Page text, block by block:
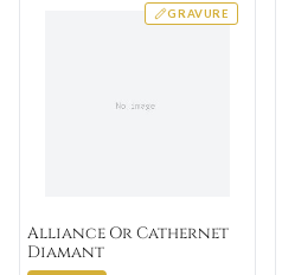
GRAVURE
Alliance Or Cathernet
Diamant